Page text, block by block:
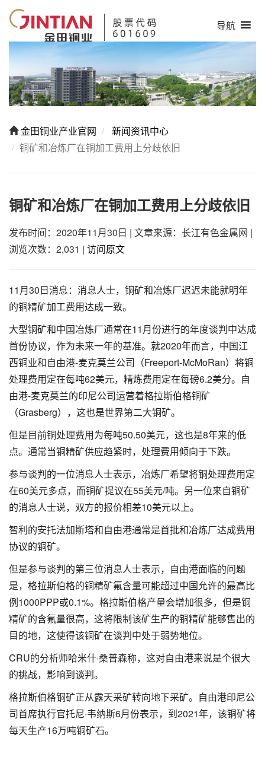
导航
金田铜业产业官网
新闻资讯中心
铜矿和冶炼厂在铜加工费用上分歧依旧
铜矿和冶炼厂在铜加工费用上分歧依旧
发布时间：2020年11月30日 | 文章来源：长江有色金属网 |
浏览次数：2,031 | 访问原文
11月30日消息：消息人士，铜矿和冶炼厂迟迟未能就明年
的铜精矿加工费用达成一致。
大型铜矿和中国冶炼厂通常在11月份进行的年度谈判中达成
首份协议，作为未来一年的基准。就2020年而言，中国江
西铜业和自由港-麦克莫兰公司（Freeport-McMoRan）将铜
处理费用定在每吨62美元，精炼费用定在每磅6.2美分。自
由港-麦克莫兰的印尼公司运营着格拉斯伯格铜矿
（Grasberg），这也是世界第二大铜矿。
但是目前铜处理费用为每吨50.50美元，这也是8年来的低
点。通常当铜精矿供应趋紧时，处理费用倾向于下跌。
参与谈判的一位消息人士表示，冶炼厂希望将铜处理费用定
在60美元多点，而铜矿提议在55美元/吨。另一位来自铜矿
的消息人士说，双方的报价相差10美元以上。
智利的安托法加斯塔和自由港通常是首批和冶炼厂达成费用
协议的铜矿。
但是参与谈判的第三位消息人士表示，自由港面临的问题
是，格拉斯伯格的铜精矿氟含量可能超过中国允许的最高比
例1000PPP或0.1%。格拉斯伯格产量会增加很多，但是铜
精矿的含氟量很高，这将限制该矿生产的铜精矿能够售出的
目的地，这使得该铜矿在谈判中处于弱势地位。
CRU的分析师哈米什·桑普森称，这对自由港来说是个很大
的挑战，影响到谈判。
格拉斯伯格铜矿正从露天采矿转向地下采矿。自由港印尼公
司首席执行官托尼·韦纳斯6月份表示，到2021年，该铜矿将
每天生产16万吨铜矿石。